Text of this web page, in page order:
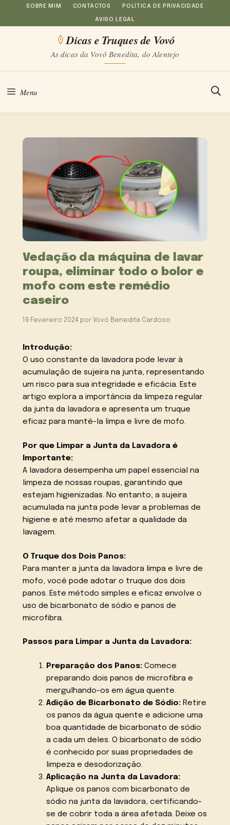
Saltar
para
conteúdo
SOBRE MIM CONTACTOS POLÍTICA DE PRIVACIDADE
AVISO LEGAL
Dicas e Truques de Vovó
As dicas da Vovó Benedita, do Alentejo
Menu
Vedação da máquina de lavar
roupa, eliminar todo o bolor e
mofo com este remédio
caseiro
19 Fevereiro 2024 por Vovó Benedita Cardoso
Introdução:
O uso constante da lavadora pode levar à
acumulação de sujeira na junta, representando
um risco para sua integridade e eficácia. Este
artigo explora a importância da limpeza regular
da junta da lavadora e apresenta um truque
eficaz para mantê-la limpa e livre de mofo.
Por que Limpar a Junta da Lavadora é
Importante:
A lavadora desempenha um papel essencial na
limpeza de nossas roupas, garantindo que
estejam higienizadas. No entanto, a sujeira
acumulada na junta pode levar a problemas de
higiene e até mesmo afetar a qualidade da
lavagem.
O Truque dos Dois Panos:
Para manter a junta da lavadora limpa e livre de
mofo, você pode adotar o truque dos dois
panos. Este método simples e eficaz envolve o
uso de bicarbonato de sódio e panos de
microfibra.
Passos para Limpar a Junta da Lavadora:
Preparação dos Panos:Comece
preparando dois panos de microfibra e
mergulhando-os em água quente.
Adição de Bicarbonato de Sódio:Retire
os panos da água quente e adicione uma
boa quantidade de bicarbonato de sódio
a cada um deles. O bicarbonato de sódio
é conhecido por suas propriedades de
limpeza e desodorização.
Aplicação na Junta da Lavadora:
Aplique os panos com bicarbonato de
sódio na junta da lavadora, certificando-
se de cobrir toda a área afetada. Deixe os